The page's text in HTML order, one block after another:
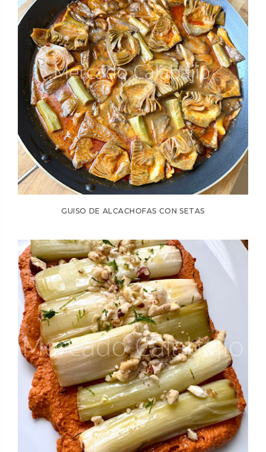
GUISO DE ALCACHOFAS CON SETAS